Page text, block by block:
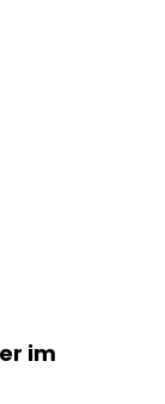
im